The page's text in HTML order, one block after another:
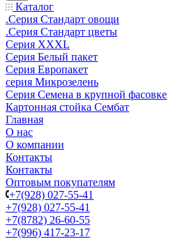
Каталог
.Серия Стандарт овощи
.Серия Стандарт цветы
Серия XXXL
Серия Белый пакет
Серия Европакет
серия Микрозелень
Серия Семена в крупной фасовке
Картонная стойка Сембат
Главная
О нас
О компании
Контакты
Контакты
Оптовым покупателям
+7(928) 027-55-41
+7(928) 027-55-41
+7(8782) 26-60-55
+7(996) 417-23-17